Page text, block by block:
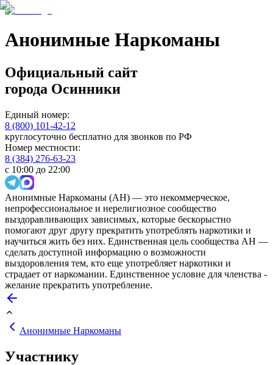
Анонимные Наркоманы
Официальный сайт
города Осинники
Единый номер:
8 (800) 101-42-12
круглосуточно бесплатно для звонков по РФ
Номер местности:
8 (384) 276-63-23
с 10:00 до 22:00
Анонимные Наркоманы (АН) — это некоммерческое,
непрофессиональное и нерелигиозное сообщество
выздоравливающих зависимых, которые бескорыстно
помогают друг другу прекратить употреблять наркотики и
научиться жить без них. Единственная цель сообщества АН —
сделать доступной информацию о возможности
выздоровления тем, кто еще употребляет наркотики и
страдает от наркомании. Единственное условие для членства -
желание прекратить употребление.
Анонимные Наркоманы
Участнику